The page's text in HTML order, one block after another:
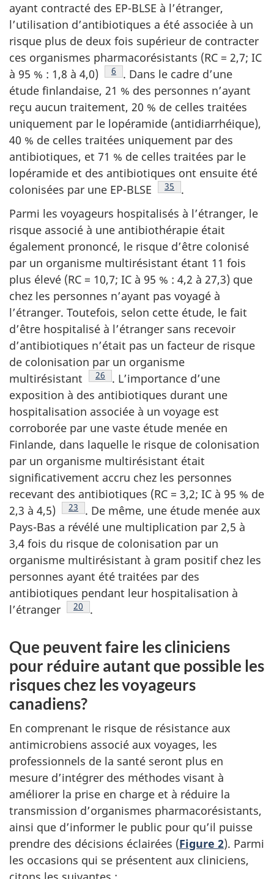
ayant contracté des EP-BLSE à l’étranger,
l’utilisation d’antibiotiques a été associée à un
risque plus de deux fois supérieur de contracter
ces organismes pharmacorésistants (RC = 2,7; IC
à 95 % : 1,8 à 4,0) Note de bas de page
6 . Dans le cadre d’une
étude finlandaise, 21 % des personnes n’ayant
reçu aucun traitement, 20 % de celles traitées
uniquement par le lopéramide (antidiarrhéique),
40 % de celles traitées uniquement par des
antibiotiques, et 71 % de celles traitées par le
lopéramide et des antibiotiques ont ensuite été
colonisées par une EP-BLSE Note de bas de page
35
.
Parmi les voyageurs hospitalisés à l’étranger, le
risque associé à une antibiothérapie était
également prononcé, le risque d’être colonisé
par un organisme multirésistant étant 11 fois
plus élevé (RC = 10,7; IC à 95 % : 4,2 à 27,3) que
chez les personnes n’ayant pas voyagé à
l’étranger. Toutefois, selon cette étude, le fait
d’être hospitalisé à l’étranger sans recevoir
d’antibiotiques n’était pas un facteur de risque
de colonisation par un organisme
multirésistant
Note de bas de page
26 . L’importance d’une
exposition à des antibiotiques durant une
hospitalisation associée à un voyage est
corroborée par une vaste étude menée en
Finlande, dans laquelle le risque de colonisation
par un organisme multirésistant était
significativement accru chez les personnes
recevant des antibiotiques (RC = 3,2; IC à 95 % de
2,3 à 4,5) Note de bas de page
23 . De même, une étude menée aux
Pays-Bas a révélé une multiplication par 2,5 à
3,4 fois du risque de colonisation par un
organisme multirésistant à gram positif chez les
personnes ayant été traitées par des
antibiotiques pendant leur hospitalisation à
l’étranger
Note de bas de page
20 .
Que peuvent faire les cliniciens
pour réduire autant que possible les
risques chez les voyageurs
canadiens?
En comprenant le risque de résistance aux
antimicrobiens associé aux voyages, les
professionnels de la santé seront plus en
mesure d’intégrer des méthodes visant à
améliorer la prise en charge et à réduire la
transmission d’organismes pharmacorésistants,
ainsi que d’informer le public pour qu’il puisse
prendre des décisions éclairées (Figure 2). Parmi
les occasions qui se présentent aux cliniciens,